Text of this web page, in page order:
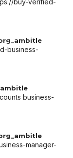
buy-verified-
business-
business-
manager-